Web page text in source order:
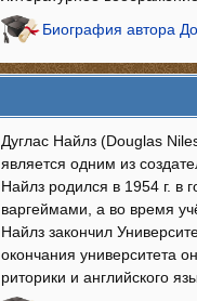
Биография автора
Дуглас Найлз (Douglas
является одним из
Найлз родился в 1954 г. в
варгеймами, а во время
Найлз закончил
окончания университета
риторики и английского